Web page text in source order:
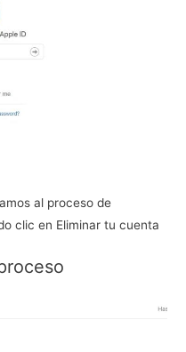
al proceso de
clic en Eliminar tu cuenta